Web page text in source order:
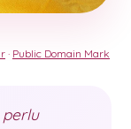
· Public Domain Mark